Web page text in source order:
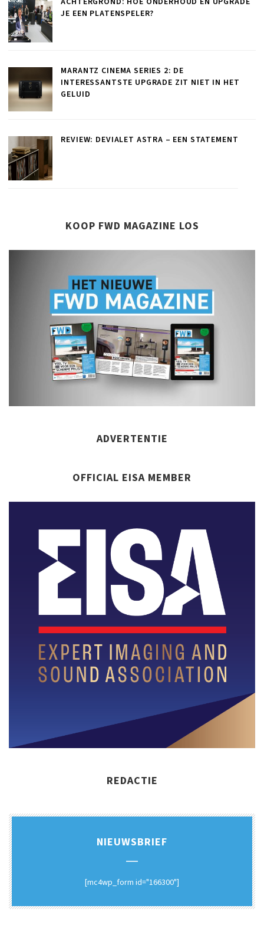
JE EEN PLATENSPELER?
MARANTZ CINEMA SERIES 2: DE
INTERESSANTSTE UPGRADE ZIT NIET IN HET
GELUID
REVIEW: DEVIALET ASTRA – EEN STATEMENT
KOOP FWD MAGAZINE LOS
ADVERTENTIE
OFFICIAL EISA MEMBER
REDACTIE
NIEUWSBRIEF
[mc4wp_form id="166300"]